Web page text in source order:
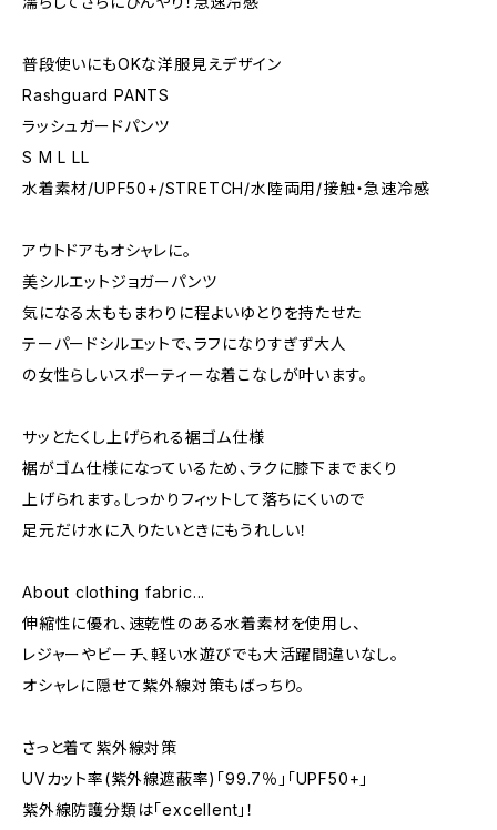
普段使いにもOKな洋服見えデザイン
Rashguard PANTS
ラッシュガードパンツ
S M L LL
水着素材/UPF50+/STRETCH/水陸両用/接触・急速冷感
アウトドアもオシャレに。
美シルエットジョガーパンツ
気になる太ももまわりに程よいゆとりを持たせた
テーパードシルエットで、ラフになりすぎず大人
の女性らしいスポーティーな着こなしが叶います。
サッとたくし上げられる裾ゴム仕様
裾がゴム仕様になっているため、ラクに膝下までまくり
上げられます。しっかりフィットして落ちにくいので
足元だけ水に入りたいときにもうれしい！
About clothing fabric...
伸縮性に優れ、速乾性のある水着素材を使用し、
レジャーやビーチ、軽い水遊びでも大活躍間違いなし。
オシャレに隠せて紫外線対策もばっちり。
さっと着て紫外線対策
UVカット率(紫外線遮蔽率)「99.7％」「UPF50+」
紫外線防護分類は「excellent」！